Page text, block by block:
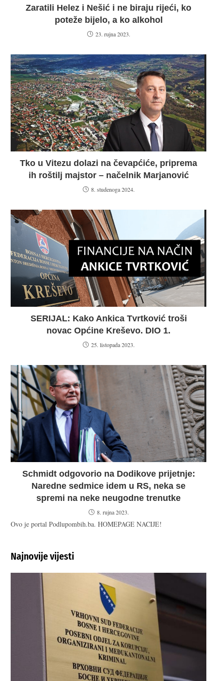
Zaratili Helez i Nešić i ne biraju rijeći, ko
poteže bijelo, a ko alkohol
23. rujna 2023.
Tko u Vitezu dolazi na čevapćiće, priprema
ih roštilj majstor – načelnik Marjanović
8. studenoga 2024.
SERIJAL: Kako Ankica Tvrtković troši
novac Općine Kreševo. DIO 1.
25. listopada 2023.
Schmidt odgovorio na Dodikove prijetnje:
Naredne sedmice idem u RS, neka se
spremi na neke neugodne trenutke
8. rujna 2023.
Ovo je portal Podlupombih.ba. HOMEPAGE NACIJE!
Najnovije vijesti